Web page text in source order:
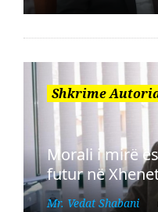
Shkrime
Morali i mirë
futur në
Mr. Vedat Shabani